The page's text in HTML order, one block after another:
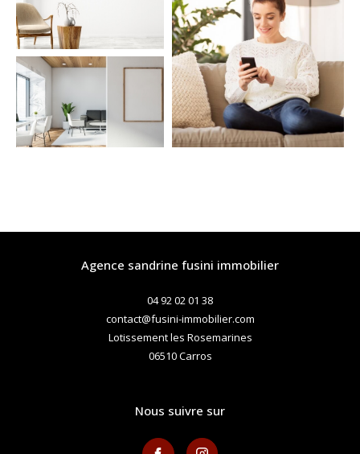
agence sandrine fusini immobilier
04 92 02 01 38
contact@fusini-immobilier.com
Lotissement les Rosemarines
06510 carros
nous suivre sur